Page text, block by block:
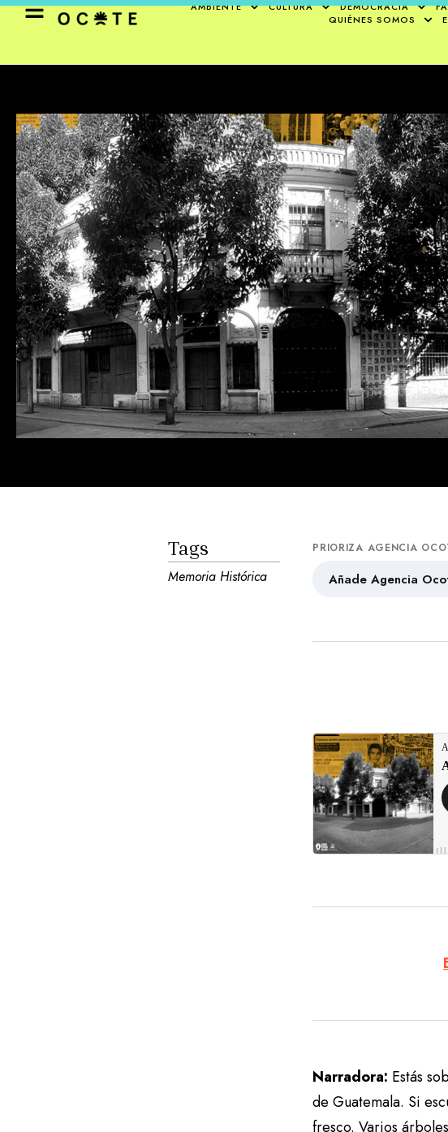
AMBIENTE CULTURA DEMOCRACIA
QUIÉNES SOMOS
Tags
Memoria Histórica
PRIORIZA AGENCIA
Añade Agencia
Narradora: Estás
de Guatemala. Si
fresco. Varios